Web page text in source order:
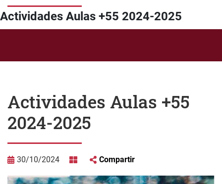
Actividades Aulas +55 2024-2025
Actividades Aulas +55
2024-2025
30/10/2024 Compartir